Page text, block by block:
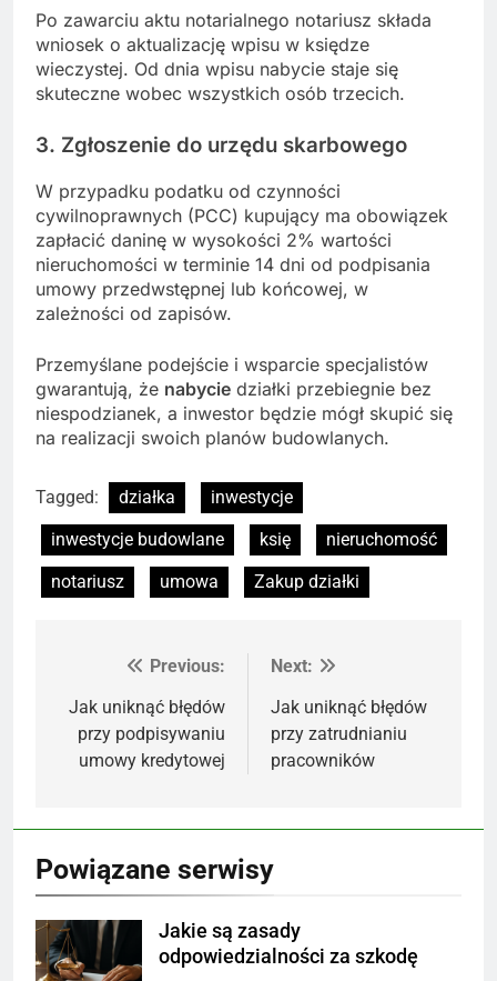
Po zawarciu aktu notarialnego notariusz składa
wniosek o aktualizację wpisu w księdze
wieczystej. Od dnia wpisu nabycie staje się
skuteczne wobec wszystkich osób trzecich.
3. Zgłoszenie do urzędu skarbowego
W przypadku podatku od czynności
cywilnoprawnych (PCC) kupujący ma obowiązek
zapłacić daninę w wysokości 2% wartości
nieruchomości w terminie 14 dni od podpisania
umowy przedwstępnej lub końcowej, w
zależności od zapisów.
Przemyślane podejście i wsparcie specjalistów
gwarantują, że nabycie działki przebiegnie bez
niespodzianek, a inwestor będzie mógł skupić się
na realizacji swoich planów budowlanych.
Tagged: działka
inwestycje
inwestycje budowlane
księ
nieruchomość
notariusz
umowa Zakup działki
Nawigacja
wpisu
Previous:
Jak uniknąć błędów
przy podpisywaniu
umowy kredytowej
Next:
Jak uniknąć błędów
przy zatrudnianiu
pracowników
Powiązane serwisy
Jakie są zasady
odpowiedzialności za szkodę